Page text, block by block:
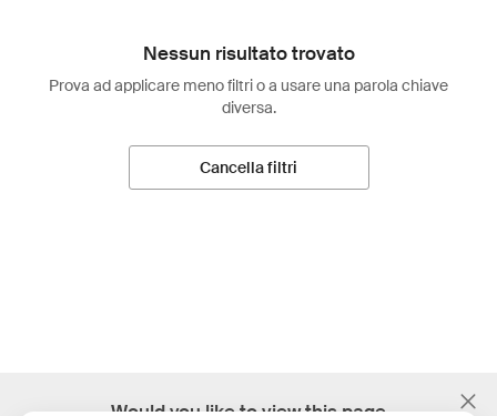
Nessun risultato trovato
Prova ad applicare meno filtri o a usare una parola chiave
diversa.
Cancella filtri